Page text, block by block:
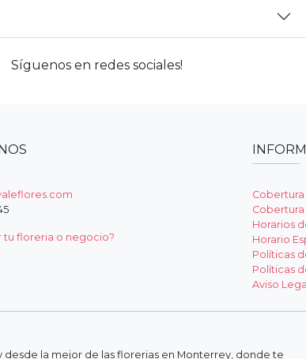
Síguenos en redes sociales!
tu floreria o negocio?
Cobertura
Horarios
Horario
Políticas
Políticas
Aviso Legal
desde la mejor de las florerias en Monterrey, donde te